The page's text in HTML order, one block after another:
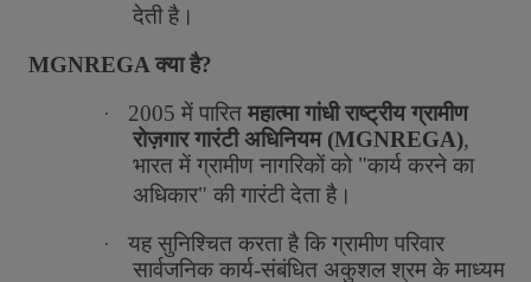
देती है।
MGNREGA क्या है?
· 2005 में पारित महात्मा गांधी राष्ट्रीय ग्रामीण
रोज़गार गारंटी अधिनियम(MGNREGA),
भारत में ग्रामीण नागरिकों को"कार्य करने का
अधिकार" की गारंटी देता है।
· यह सुनिश्चित करता है कि ग्रामीण परिवार
सार्वजनिक कार्य-संबंधित अकुशल श्रम के माध्यम